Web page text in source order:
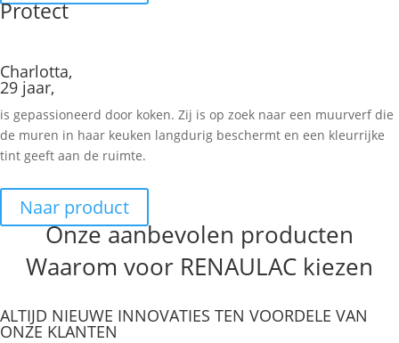
Protect
Charlotta,
29 jaar,
is gepassioneerd door koken. Zij is op zoek naar een muurverf die
de muren in haar keuken langdurig beschermt en een kleurrijke
tint geeft aan de ruimte.
Naar product
Onze aanbevolen producten
Waarom voor RENAULAC kiezen
ALTIJD NIEUWE INNOVATIES TEN VOORDELE VAN
ONZE KLANTEN